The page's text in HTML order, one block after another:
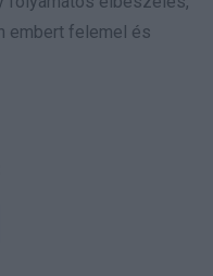
embert felemel és